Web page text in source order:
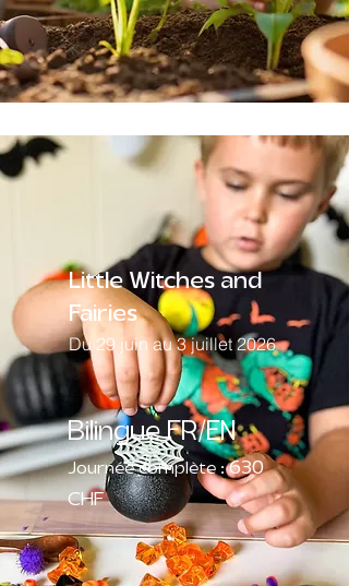
Little Witches and
Fairies
Du 29 juin au 3 juillet 2026
Bilingue FR/EN
Journée complète :630
CHF